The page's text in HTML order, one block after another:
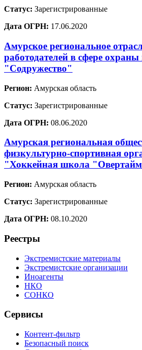
Статус: Зарегистрированные
Дата ОГРН: 17.06.2020
Амурское региональное
работодателей в сфере охраны
"Содружество"
Регион: Амурская область
Статус: Зарегистрированные
Дата ОГРН: 08.06.2020
Амурская региональная
физкультурно-спортивная
"Хоккейная школа
Регион: Амурская область
Статус: Зарегистрированные
Дата ОГРН: 08.10.2020
Реестры
Экстремистские материалы
Экстремистские организации
Иноагенты
НКО
СОНКО
Сервисы
Контент-фильтр
Безопасный поиск